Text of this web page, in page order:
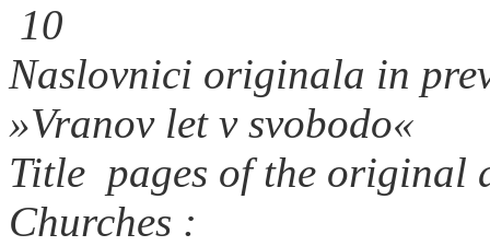
10
Naslovnici originala in
»Vranov let v svobodo«
Title pages of the original
Churches :